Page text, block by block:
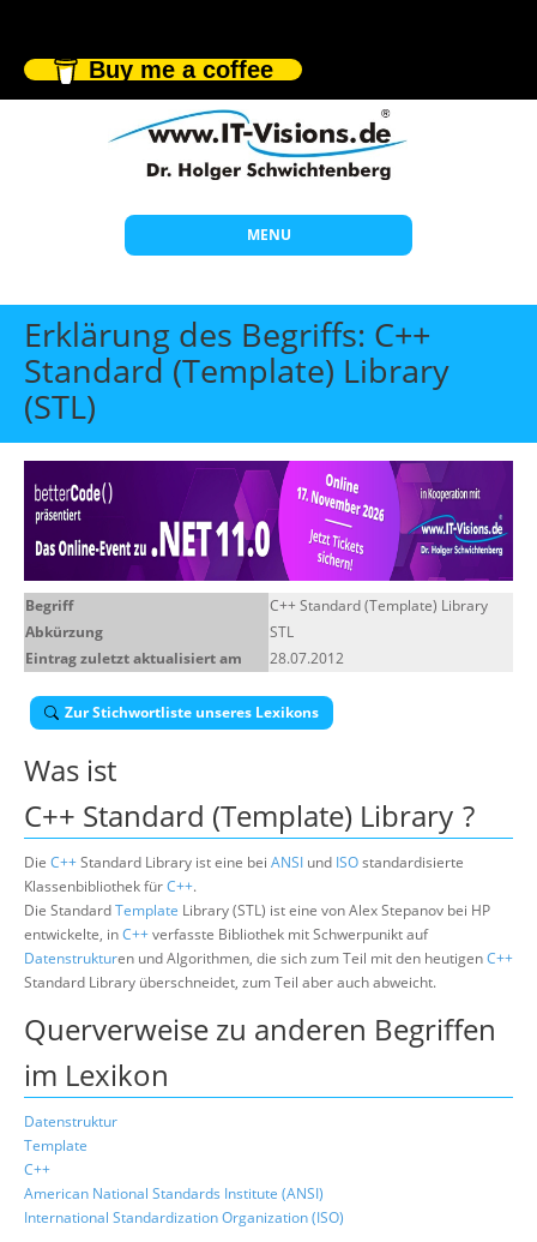
Buy me a coffee
MENU
Start
Themen
Beratung
Offene Seminare
Wissen
Über uns
Erklärung des Begriffs: C++
Standard (Template) Library
(STL)
Begriff
C++ Standard (Template) Library
Abkürzung
STL
Eintrag zuletzt aktualisiert am
28.07.2012
Zur Stichwortliste unseres Lexikons
Was ist
C++ Standard (Template) Library ?
Die C++Standard Library ist eine bei ANSI und ISOstandardisierte
Klassenbibliothek fürC++.
Die StandardTemplate Library (STL) ist eine von Alex Stepanov bei HP
entwickelte, inC++verfasste Bibliothek mit Schwerpunikt auf
Datenstrukturen und Algorithmen, die sich zum Teil mit den heutigenC++
Standard Library überschneidet, zum Teil aber auch abweicht.
Querverweise zu anderen Begriffen
im Lexikon
Datenstruktur
Template
C++
American National Standards Institute (ANSI)
International Standardization Organization (ISO)